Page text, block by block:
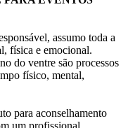
assumo toda a
física e emocional.
do ventre são processos
físico, mental,
para aconselhamento
um profissional